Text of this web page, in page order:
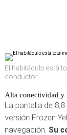
El habitáculo está
conductor
Alta conectividad y
La pantalla de
versión Frozen
navegación. Su